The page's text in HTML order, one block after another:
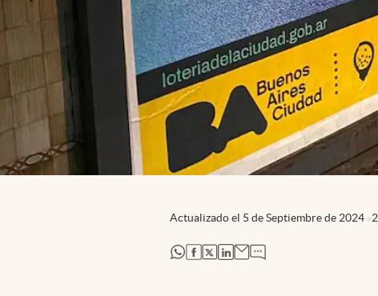
Actualizado el 5 de Septiembre de 2024
abre en nueva pestaña
abre en nueva pestaña
abre en nueva pestaña
abre en nueva pestaña